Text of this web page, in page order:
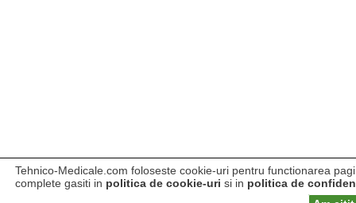
Tehnico-Medicale.com foloseste cookie-uri pentru functionarea
complete gasiti in politica de cookie-uri si in politica de